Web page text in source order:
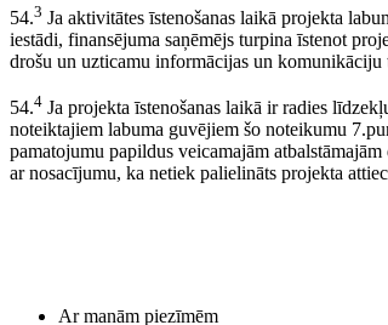
54.3 Ja aktivitātes īstenošanas laikā projekta
iestādi, finansējuma saņēmējs turpina īstenot
drošu un uzticamu informācijas un
54.4 Ja projekta īstenošanas laikā ir radies
noteiktajiem labuma guvējiem šo noteikumu
pamatojumu papildus veicamajām
ar nosacījumu, ka netiek palielināts projekta
Ar manām piezīmēm